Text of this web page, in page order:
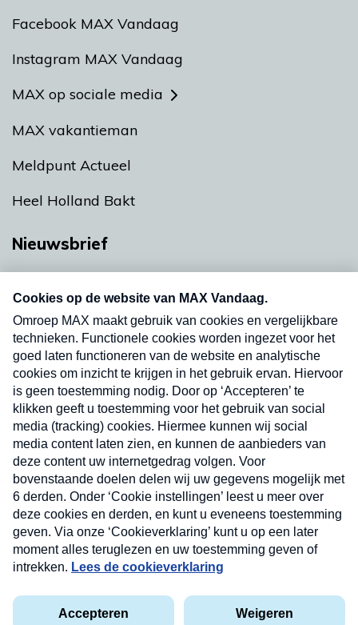
Facebook MAX Vandaag
Instagram MAX Vandaag
MAX op sociale media
MAX vakantieman
Meldpunt Actueel
Heel Holland Bakt
Nieuwsbrief
nieuwsbrief. Elke vrijdag- en dinsdagochtend in
uw mailbox.
Verzend
Privacyverklaring
Cookieverklaring
Nieuwsbrief
Neem hier een gratis abonnement op onze
nieuwsbrief. Elke vrijdag- en dinsdagochtend in uw